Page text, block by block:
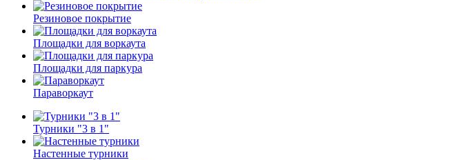
Резиновое покрытие
Площадки для воркаута
Площадки для паркура
Параворкаут
Турники "3 в 1"
Настенные турники